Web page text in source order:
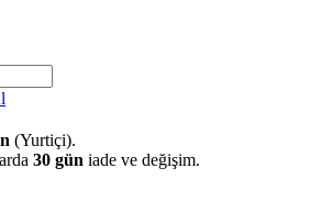
(Yurtiçi).
30 gün iade ve değişim.